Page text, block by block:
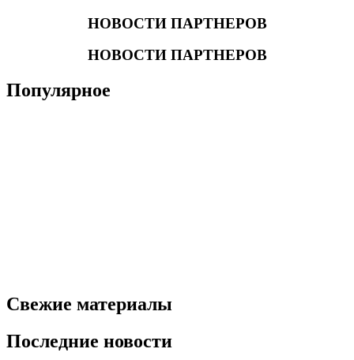
НОВОСТИ ПАРТНЕРОВ
НОВОСТИ ПАРТНЕРОВ
Популярное
Свежие материалы
Последние новости